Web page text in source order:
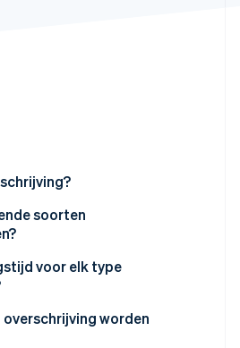
2026
hoe Stripe de economische
soorten
voor elk type
overschrijving worden